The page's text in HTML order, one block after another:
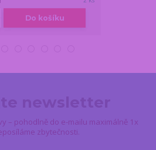
Do košíku
– pohodlně do e-mailu maximálně 1x
zbytečnosti.